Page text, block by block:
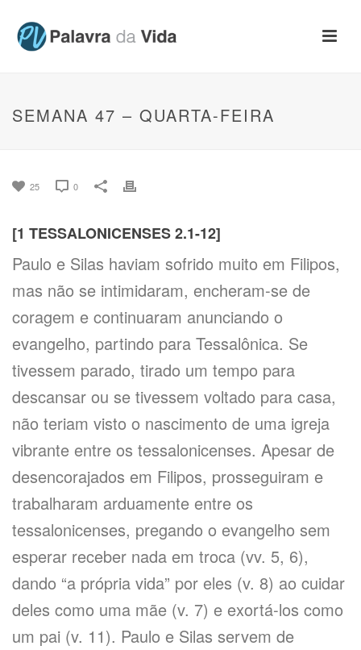
SEMANA 47 – QUARTA-FEIRA
25 0
[1 TESSALONICENSES 2.1-12]
Paulo e Silas haviam sofrido muito em Filipos,
mas não se intimidaram, encheram-se de
coragem e continuaram anunciando o
evangelho, partindo para Tessalônica. Se
tivessem parado, tirado um tempo para
descansar ou se tivessem voltado para casa,
não teriam visto o nascimento de uma igreja
vibrante entre os tessalonicenses. Apesar de
desencorajados em Filipos, prosseguiram e
trabalharam arduamente entre os
tessalonicenses, pregando o evangelho sem
esperar receber nada em troca (vv. 5, 6),
dando “a própria vida” por eles (v. 8) ao cuidar
deles como uma mãe (v. 7) e exortá-los como
um pai (v. 11). Paulo e Silas servem de